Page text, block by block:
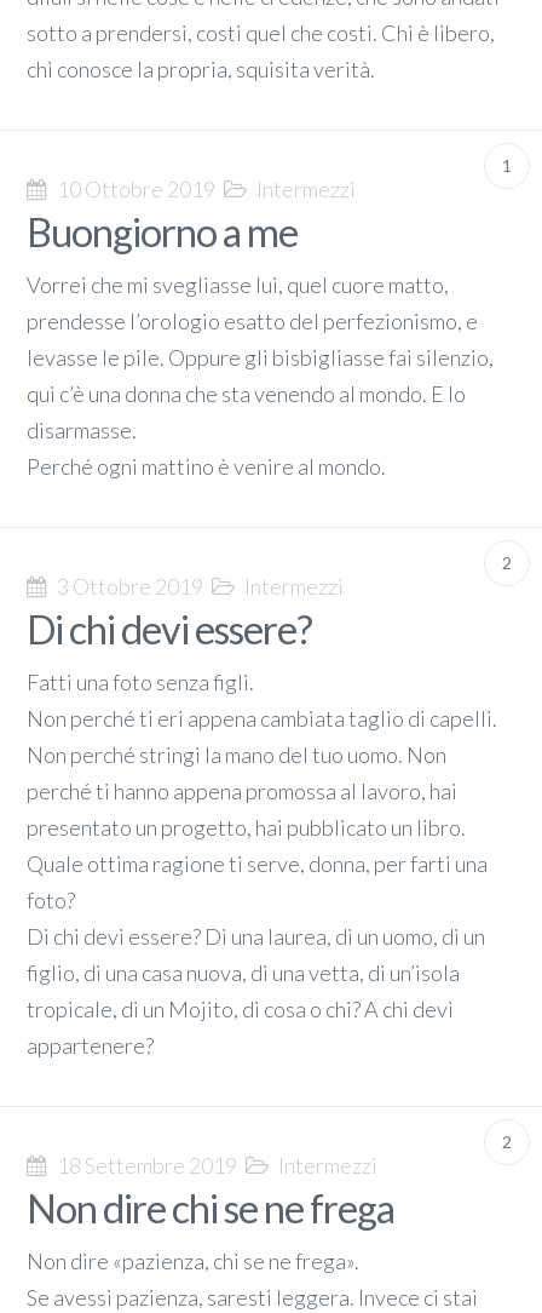
sotto a prendersi, costi quel che costi. Chi è libero,
chi conosce la propria, squisita verità.
1
10 Ottobre 2019 Intermezzi
Buongiorno a me
Vorrei che mi svegliasse lui, quel cuore matto,
prendesse l’orologio esatto del perfezionismo, e
levasse le pile. Oppure gli bisbigliasse fai silenzio,
qui c’è una donna che sta venendo al mondo. E lo
disarmasse.
Perché ogni mattino è venire al mondo.
2
3 Ottobre 2019 Intermezzi
Di chi devi essere?
Fatti una foto senza figli.
Non perché ti eri appena cambiata taglio di capelli.
Non perché stringi la mano del tuo uomo. Non
perché ti hanno appena promossa al lavoro, hai
presentato un progetto, hai pubblicato un libro.
Quale ottima ragione ti serve, donna, per farti una
foto?
Di chi devi essere? Di una laurea, di un uomo, di un
figlio, di una casa nuova, di una vetta, di un’isola
tropicale, di un Mojito, di cosa o chi? A chi devi
appartenere?
2
18 Settembre 2019 Intermezzi
Non dire chi se ne frega
Non dire «pazienza, chi se ne frega».
Se avessi pazienza, saresti leggera. Invece ci stai